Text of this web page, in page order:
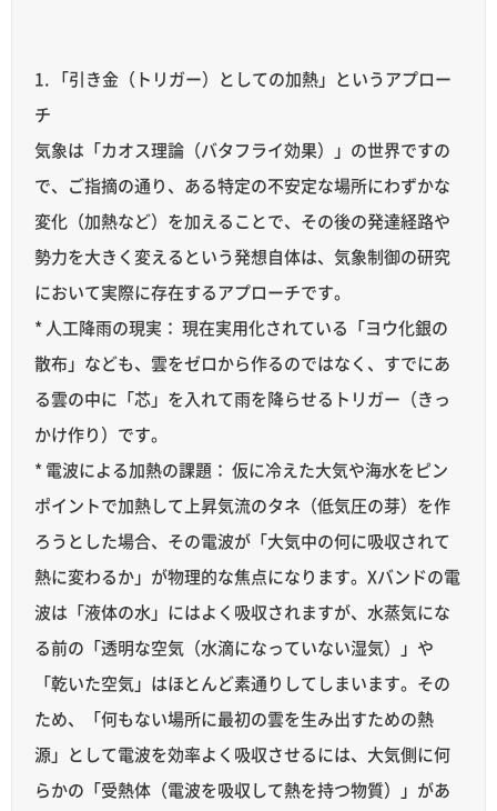
1. 「引き金（トリガー）としての加熱」というアプロー
チ
気象は「カオス理論（バタフライ効果）」の世界ですの
で、ご指摘の通り、ある特定の不安定な場所にわずかな
変化（加熱など）を加えることで、その後の発達経路や
勢力を大きく変えるという発想自体は、気象制御の研究
において実際に存在するアプローチです。
* 人工降雨の現実： 現在実用化されている「ヨウ化銀の
散布」なども、雲をゼロから作るのではなく、すでにあ
る雲の中に「芯」を入れて雨を降らせるトリガー（きっ
かけ作り）です。
* 電波による加熱の課題： 仮に冷えた大気や海水をピン
ポイントで加熱して上昇気流のタネ（低気圧の芽）を作
ろうとした場合、その電波が「大気中の何に吸収されて
熱に変わるか」が物理的な焦点になります。Xバンドの電
波は「液体の水」にはよく吸収されますが、水蒸気にな
る前の「透明な空気（水滴になっていない湿気）」や
「乾いた空気」はほとんど素通りしてしまいます。その
ため、「何もない場所に最初の雲を生み出すための熱
源」として電波を効率よく吸収させるには、大気側に何
らかの「受熱体（電波を吸収して熱を持つ物質）」があ